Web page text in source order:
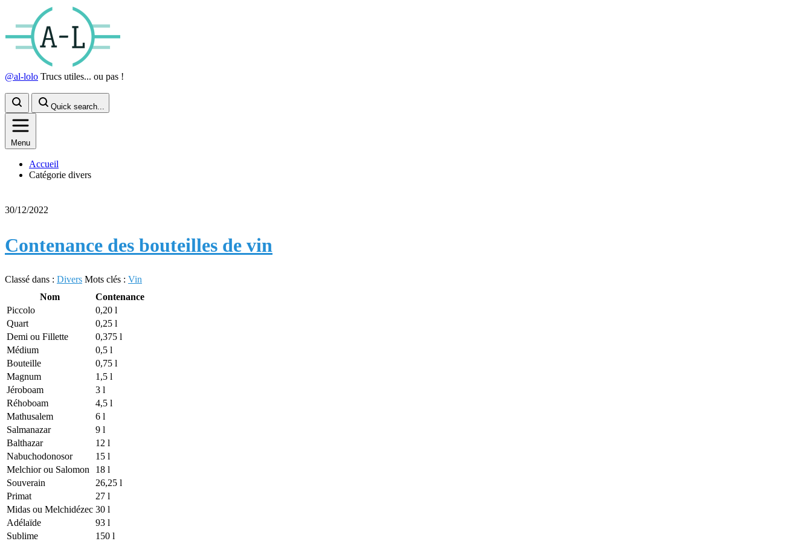
@al-lolo Trucs utiles... ou pas !
Quick search...
Menu
Accueil
Catégorie divers
30/12/2022
Contenance des bouteilles de vin
Classé dans : Divers Mots clés : Vin
Nom
Contenance
Piccolo
0,20 l
Quart
0,25 l
Demi ou Fillette
0,375 l
Médium
0,5 l
Bouteille
0,75 l
Magnum
1,5 l
Jéroboam
3 l
Réhoboam
4,5 l
Mathusalem
6 l
Salmanazar
9 l
Balthazar
12 l
Nabuchodonosor
15 l
Melchior ou Salomon
18 l
Souverain
26,25 l
Primat
27 l
Midas ou Melchidézec 30 l
Adélaïde
93 l
Sublime
150 l